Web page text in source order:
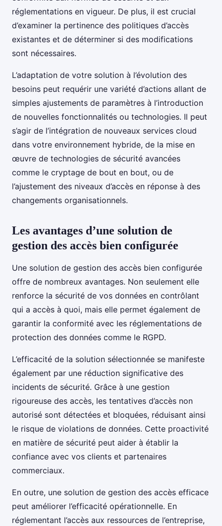
réglementations en vigueur. De plus, il est crucial
d’examiner la pertinence des politiques d’accès
existantes et de déterminer si des modifications
sont nécessaires.
L’adaptation de votre solution à l’évolution des
besoins peut requérir une variété d’actions allant de
simples ajustements de paramètres à l’introduction
de nouvelles fonctionnalités ou technologies. Il peut
s’agir de l’intégration de nouveaux services cloud
dans votre environnement hybride, de la mise en
œuvre de technologies de sécurité avancées
comme le cryptage de bout en bout, ou de
l’ajustement des niveaux d’accès en réponse à des
changements organisationnels.
Les avantages d’une solution de
gestion des accès bien configurée
Une solution de gestion des accès bien configurée
offre de nombreux avantages. Non seulement elle
renforce la sécurité de vos données en contrôlant
qui a accès à quoi, mais elle permet également de
garantir la conformité avec les réglementations de
protection des données comme le RGPD.
L’efficacité de la solution sélectionnée se manifeste
également par une réduction significative des
incidents de sécurité. Grâce à une gestion
rigoureuse des accès, les tentatives d’accès non
autorisé sont détectées et bloquées, réduisant ainsi
le risque de violations de données. Cette proactivité
en matière de sécurité peut aider à établir la
confiance avec vos clients et partenaires
commerciaux.
En outre, une solution de gestion des accès efficace
peut améliorer l’efficacité opérationnelle. En
réglementant l’accès aux ressources de l’entreprise,